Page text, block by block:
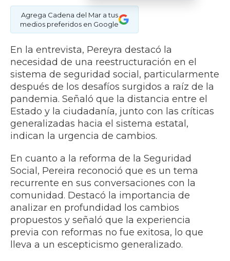
Agrega Cadena del Mar a tus
medios preferidos en Google
En la entrevista, Pereyra destacó la
necesidad de una reestructuración en el
sistema de seguridad social, particularmente
después de los desafíos surgidos a raíz de la
pandemia. Señaló que la distancia entre el
Estado y la ciudadanía, junto con las críticas
generalizadas hacia el sistema estatal,
indican la urgencia de cambios.
En cuanto a la reforma de la Seguridad
Social, Pereira reconoció que es un tema
recurrente en sus conversaciones con la
comunidad. Destacó la importancia de
analizar en profundidad los cambios
propuestos y señaló que la experiencia
previa con reformas no fue exitosa, lo que
lleva a un escepticismo generalizado.